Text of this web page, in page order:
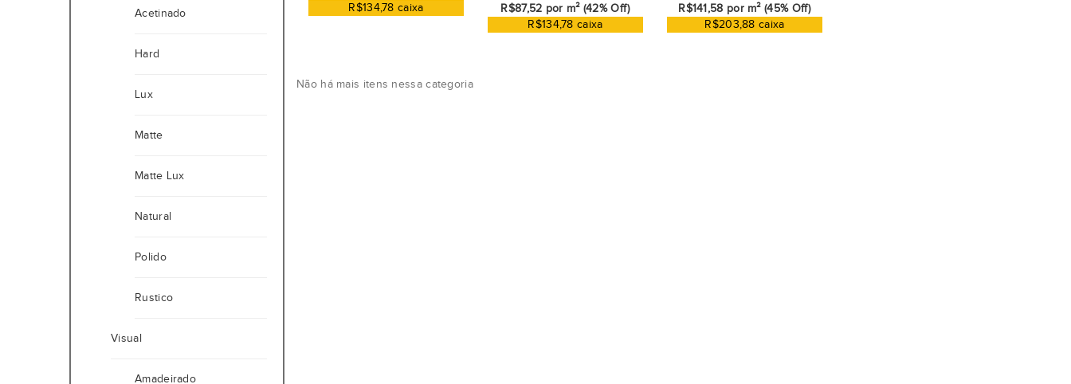
Acetinado
Hard
Lux
Matte
Matte Lux
Natural
Polido
Rustico
Visual
Amadeirado
R$134,78 caixa
R$87,52 por m² (42% Off)
R$134,78 caixa
R$141,58 por m² (45% Off)
R$203,88 caixa
Não há mais itens nessa categoria